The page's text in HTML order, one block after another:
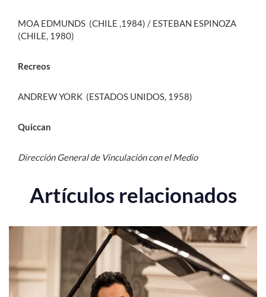
MOA EDMUNDS (CHILE ,1984) / ESTEBAN ESPINOZA
(CHILE, 1980)
Recreos
ANDREW YORK (ESTADOS UNIDOS, 1958)
Quiccan
Dirección General de Vinculación con el Medio
Artículos relacionados